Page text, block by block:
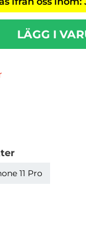
LÄGG I
11 Pro